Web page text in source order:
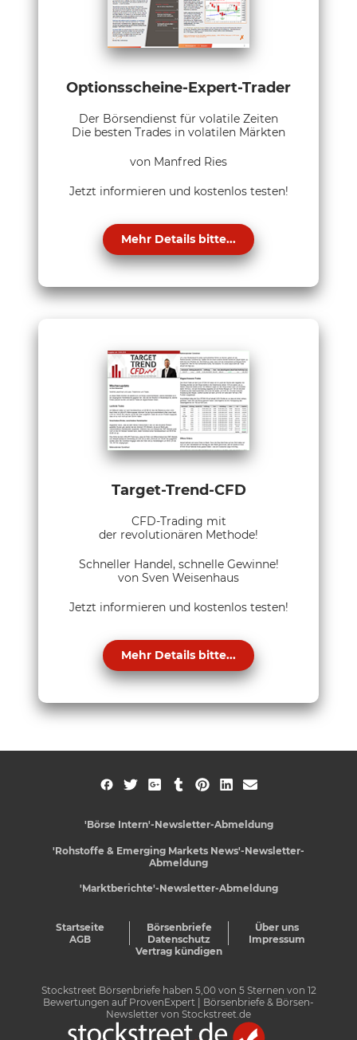
Optionsscheine-Expert-Trader
Der Börsendienst für volatile Zeiten
Die besten Trades in volatilen Märkten
von Manfred Ries
Jetzt informieren und kostenlos testen!
Mehr Details bitte...
Target-Trend-CFD
CFD-Trading mit
der revolutionären Methode!
Schneller Handel, schnelle Gewinne!
von Sven Weisenhaus
Jetzt informieren und kostenlos testen!
Mehr Details bitte...
'Börse Intern'-Newsletter-Abmeldung
'Rohstoffe & Emerging Markets News'-Newsletter-
Abmeldung
'Marktberichte'-Newsletter-Abmeldung
Startseite Börsenbriefe
Über uns
AGB
Datenschutz
Impressum
Vertrag kündigen
Stockstreet Börsenbriefe haben 5,00von 5Sternen von 12
Bewertungen auf ProvenExpert
| Börsenbriefe & Börsen-
Newsletter von Stockstreet.de